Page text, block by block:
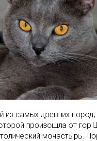
из самых древних пород,
произошла от гор
монастырь.